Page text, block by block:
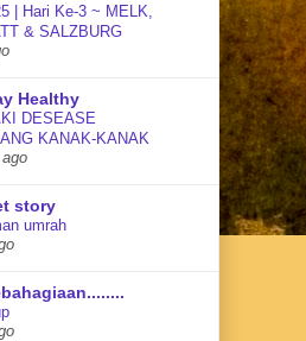
| Hari Ke-3 ~ MELK,
& SALZBURG
Healthy
DESEASE
KANAK-KANAK
story
umrah